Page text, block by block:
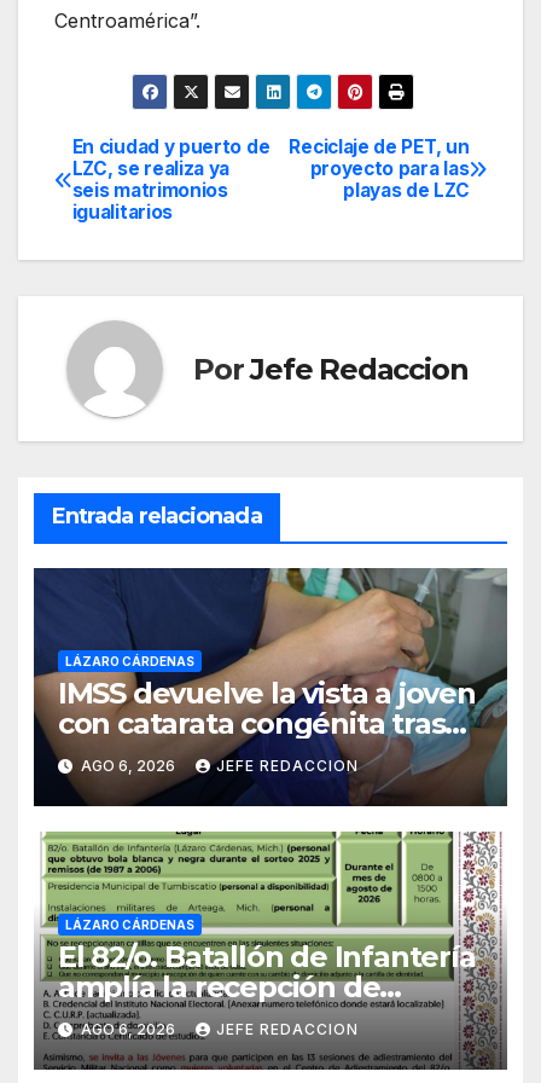
Centroamérica”.
Navegación
de
entradas
Reciclaje de PET, un
proyecto para las
playas de LZC
En ciudad y puerto de
LZC, se realiza ya
seis matrimonios
igualitarios
PorJefe Redaccion
Entrada relacionada
LÁZARO CÁRDENAS
IMSS devuelve la vista a joven
con catarata congénita tras
23 años de limitación visual
AGO 6, 2026 JEFE REDACCION
LÁZARO CÁRDENAS
El 82/o. Batallón de Infantería
amplía la recepción de
documentos para obtener La
Catilla del Servicio Militar
AGO 6, 2026 JEFE REDACCION